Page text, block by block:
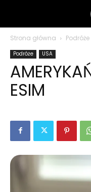
Strona główna Podróże
Podróże USA
ESIM